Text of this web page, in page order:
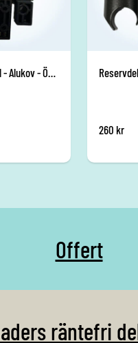
Reservdel - Alukov - Öga Höger
260 kr
Offert
räntefri